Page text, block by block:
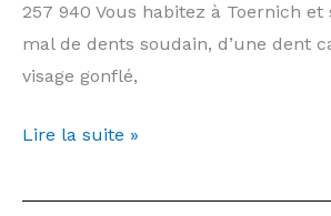
257 940 Vous habitez à Toernich et
mal de dents soudain, d’une dent
visage gonflé,
Dentiste
Toernich
Lire la suite »